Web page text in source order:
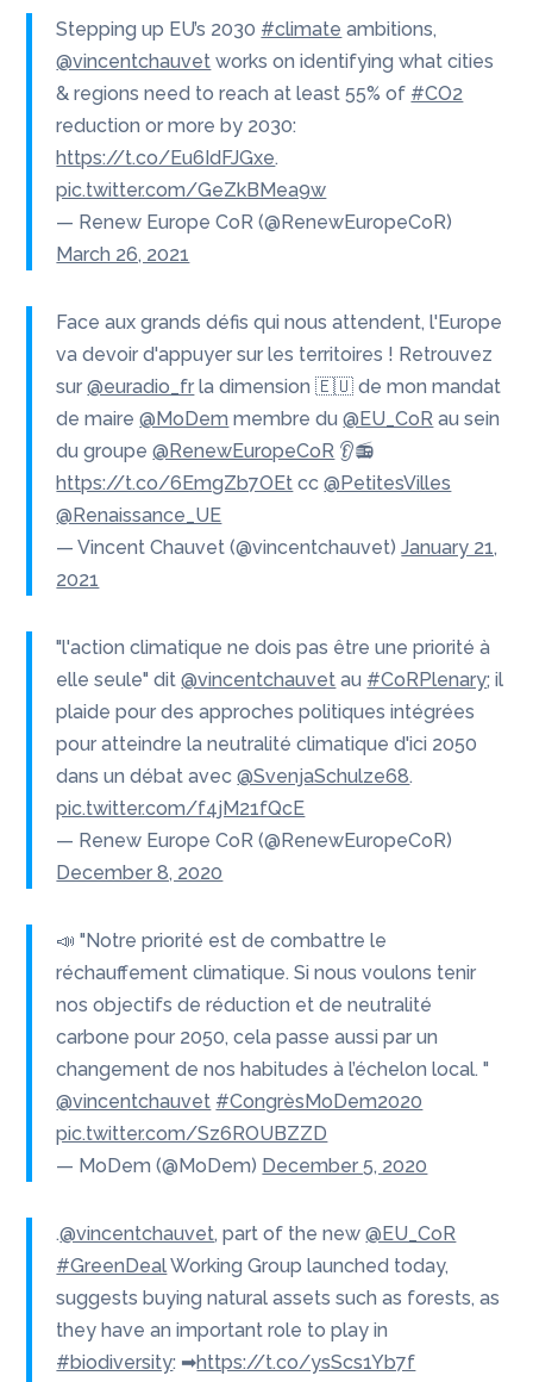
Stepping up EU’s 2030 #climate ambitions,
@vincentchauvet works on identifying what cities
& regions need to reach at least 55% of #CO2
reduction or more by 2030:
https://t.co/Eu6IdFJGxe.
pic.twitter.com/GeZkBMea9w
— Renew Europe CoR (@RenewEuropeCoR)
March 26, 2021
Face aux grands défis qui nous attendent, l'Europe
va devoir d'appuyer sur les territoires ! Retrouvez
sur@euradio_fr la dimension 🇪🇺 de mon mandat
de maire@MoDem membre du@EU_CoR au sein
du groupe@RenewEuropeCoR 👂📻
https://t.co/6EmgZb7OEt cc@PetitesVilles
@Renaissance_UE
— Vincent Chauvet (@vincentchauvet)January 21,
2021
"l'action climatique ne dois pas être une priorité à
elle seule" dit@vincentchauvet au #CoRPlenary; il
plaide pour des approches politiques intégrées
pour atteindre la neutralité climatique d'ici 2050
dans un débat avec@SvenjaSchulze68.
pic.twitter.com/f4jM21fQcE
— Renew Europe CoR (@RenewEuropeCoR)
December 8, 2020
📣 "Notre priorité est de combattre le
réchauffement climatique. Si nous voulons tenir
nos objectifs de réduction et de neutralité
carbone pour 2050, cela passe aussi par un
changement de nos habitudes à l’échelon local. "
@vincentchauvet #CongrèsMoDem2020
pic.twitter.com/Sz6ROUBZZD
— MoDem (@MoDem) December 5, 2020
.@vincentchauvet, part of the new@EU_CoR
#GreenDealWorking Group launched today,
suggests buying natural assets such as forests, as
they have an important role to play in
#biodiversity: ➡https://t.co/ysScs1Yb7f